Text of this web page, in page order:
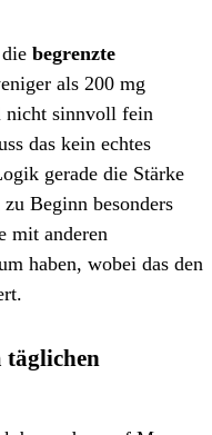
begrenzte
als 200 mg
nicht sinnvoll fein
das kein echtes
gerade die Stärke
Beginn besonders
mit anderen
haben, wobei das den